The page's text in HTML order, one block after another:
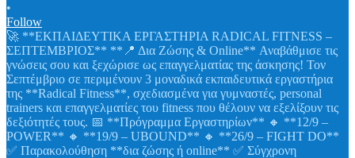
•
Follow
🚀 **ΕΚΠΑΙΔΕΥΤΙΚΑ ΕΡΓΑΣΤΗΡΙΑ RADICAL FITNESS –
ΣΕΠΤΕΜΒΡΙΟΣ** **📍 Δια Ζώσης & Online** Αναβάθμισε τις
γνώσεις σου και ξεχώρισε ως επαγγελματίας της άσκησης! Τον
Σεπτέμβριο σε περιμένουν 3 μοναδικά εκπαιδευτικά εργαστήρια
της **Radical Fitness**, σχεδιασμένα για γυμναστές, personal
trainers και επαγγελματίες του fitness που θέλουν να εξελίξουν τις
δεξιότητές τους. 📅 **Πρόγραμμα Εργαστηρίων** 🔸 **12/9 –
POWER** 🔸 **19/9 – UBOUND** 🔸 **26/9 – FIGHT DO**
✅ Παρακολούθηση **δια ζώσης ή online** ✅ Σύγχρονη